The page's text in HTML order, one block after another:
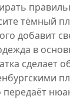
тёмный
добавит
в
сделает
передаёт